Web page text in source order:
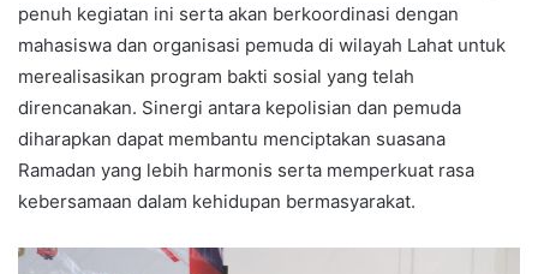
penuh kegiatan ini serta akan berkoordinasi dengan
mahasiswa dan organisasi pemuda di wilayah Lahat untuk
merealisasikan program bakti sosial yang telah
direncanakan. Sinergi antara kepolisian dan pemuda
diharapkan dapat membantu menciptakan suasana
Ramadan yang lebih harmonis serta memperkuat rasa
kebersamaan dalam kehidupan bermasyarakat.